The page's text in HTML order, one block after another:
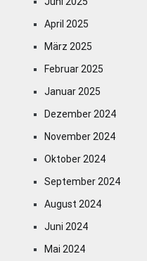
April 2025
März 2025
Februar 2025
Januar 2025
Dezember 2024
November 2024
Oktober 2024
September 2024
August 2024
Juni 2024
Mai 2024